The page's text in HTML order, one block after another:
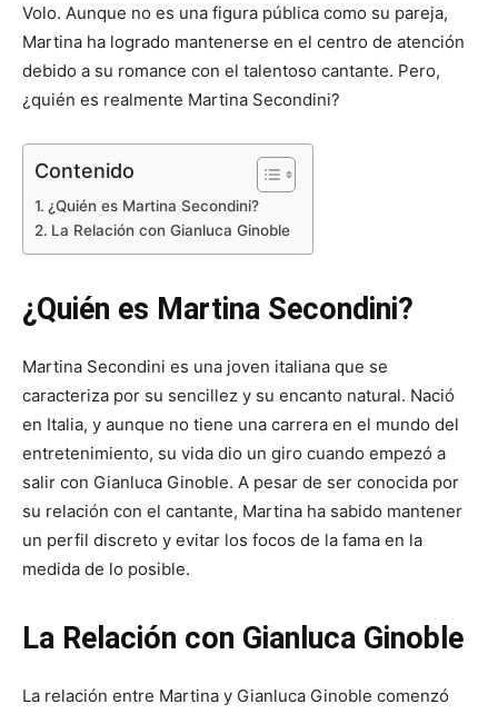
Volo. Aunque no es una figura pública como su pareja,
Martina ha logrado mantenerse en el centro de atención
debido a su romance con el talentoso cantante. Pero,
¿quién es realmente Martina Secondini?
Contenido
¿Quién es Martina Secondini?
La Relación con Gianluca Ginoble
¿Quién es Martina Secondini?
Martina Secondini es una joven italiana que se
caracteriza por su sencillez y su encanto natural. Nació
en Italia, y aunque no tiene una carrera en el mundo del
entretenimiento, su vida dio un giro cuando empezó a
salir con Gianluca Ginoble. A pesar de ser conocida por
su relación con el cantante, Martina ha sabido mantener
un perfil discreto y evitar los focos de la fama en la
medida de lo posible.
La Relación con Gianluca Ginoble
La relación entre Martina y Gianluca Ginoble comenzó